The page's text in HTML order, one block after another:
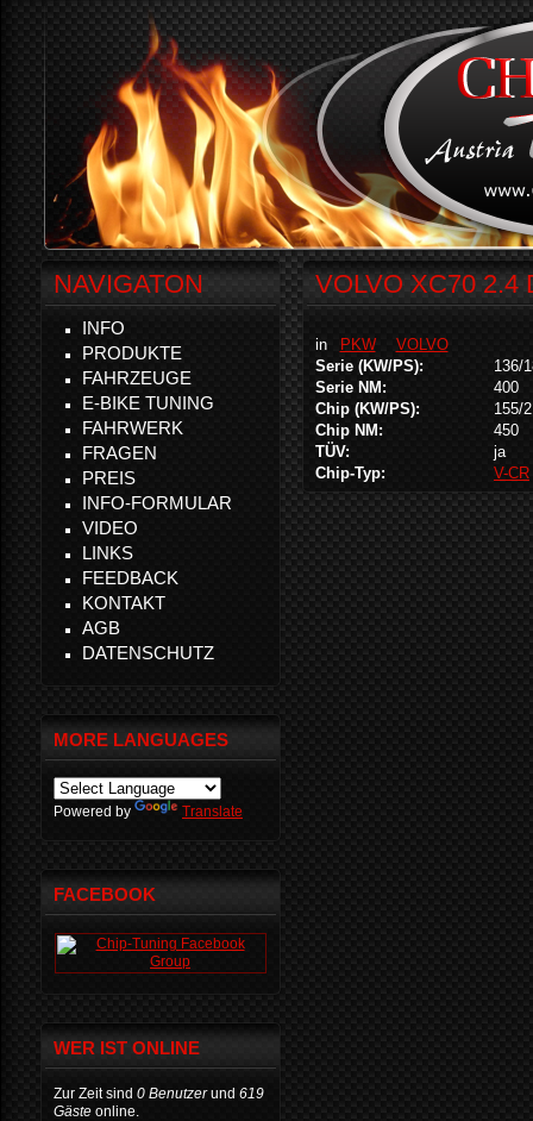
VOLVO XC70 2.4
in PKW
VOLVO
Serie (KW/PS):
136/
Serie NM:
400
Chip (KW/PS):
155/
Chip NM:
450
TÜV:
ja
Chip-Typ:
V-CR
NAVIGATON
INFO
PRODUKTE
FAHRZEUGE
E-BIKE TUNING
FAHRWERK
FRAGEN
PREIS
INFO-FORMULAR
VIDEO
LINKS
FEEDBACK
KONTAKT
AGB
DATENSCHUTZ
MORE LANGUAGES
Powered by Translate
FACEBOOK
WER IST ONLINE
Zur Zeit sind 0 Benutzerund 619
Gäste online.